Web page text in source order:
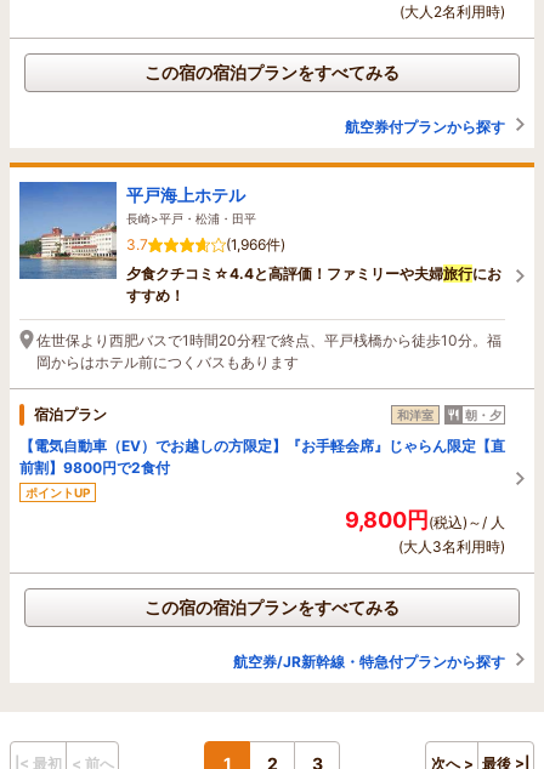
(大人2名利用時)
この宿の宿泊プランをすべてみる
航空券付プランから探す
平戸海上ホテル
長崎>平戸・松浦・田平
3.7
(1,966件)
夕食クチコミ☆4.4と高評価！ファミリーや夫婦旅行にお
すすめ！
佐世保より西肥バスで1時間20分程で終点、平戸桟橋から徒歩10分。福
岡からはホテル前につくバスもあります
宿泊プラン 和洋室 朝・夕
【電気自動車（EV）でお越しの方限定】『お手軽会席』じゃらん限定【直
前割】9800円で2食付
ポイントUP
9,800円(税込)～/ 人
(大人3名利用時)
この宿の宿泊プランをすべてみる
航空券/JR新幹線・特急付プランから探す
|< 最初 < 前へ 1 2 3 次へ > 最後 >|